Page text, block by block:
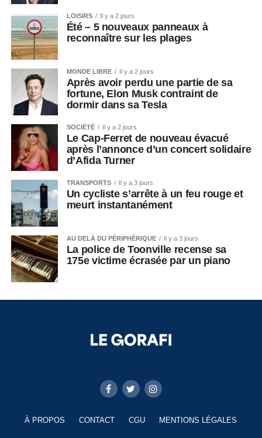
LOISIRS Il y a 2 jours
Été – 5 nouveaux panneaux à
reconnaître sur les plages
MONDE LIBRE Il y a 2 jours
Après avoir perdu une partie de sa
fortune, Elon Musk contraint de
dormir dans sa Tesla
SOCIÉTÉ Il y a 2 jours
Le Cap-Ferret de nouveau évacué
après l’annonce d’un concert solidaire
d’Afida Turner
TRANSPORTS Il y a 3 jours
Un cycliste s’arrête à un feu rouge et
meurt instantanément
AU DELÀ DU PÉRIPHÉRIQUE Il y a 3 jours
La police de Toonville recense sa
175e victime écrasée par un piano
À PROPOS CONTACT CGU MENTIONS LÉGALES